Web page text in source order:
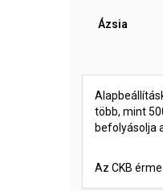
Ázsia
több, mint
befolyásolja
Az CKB